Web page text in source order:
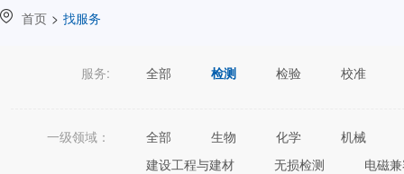
首页 > 找服务
服务: 全部 检测 检验 校准
一级领域： 全部 生物 化学
机械
建设工程与建材
无损检测 电磁